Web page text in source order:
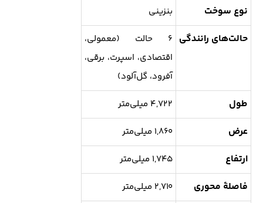
بنزینی نوع سوخت
۶ حالت (معمولی،
اقتصادی، اسپرت، برقی،
آفرود، گل‌آلود)
حالت‌های رانندگی
۴,۷۲۲ میلی‌متر طول
۱,۸۶۰ میلی‌متر عرض
۱,۷۴۵ میلی‌متر ارتفاع
۲,۷۱۰ میلی‌متر فاصلهٔ محوری